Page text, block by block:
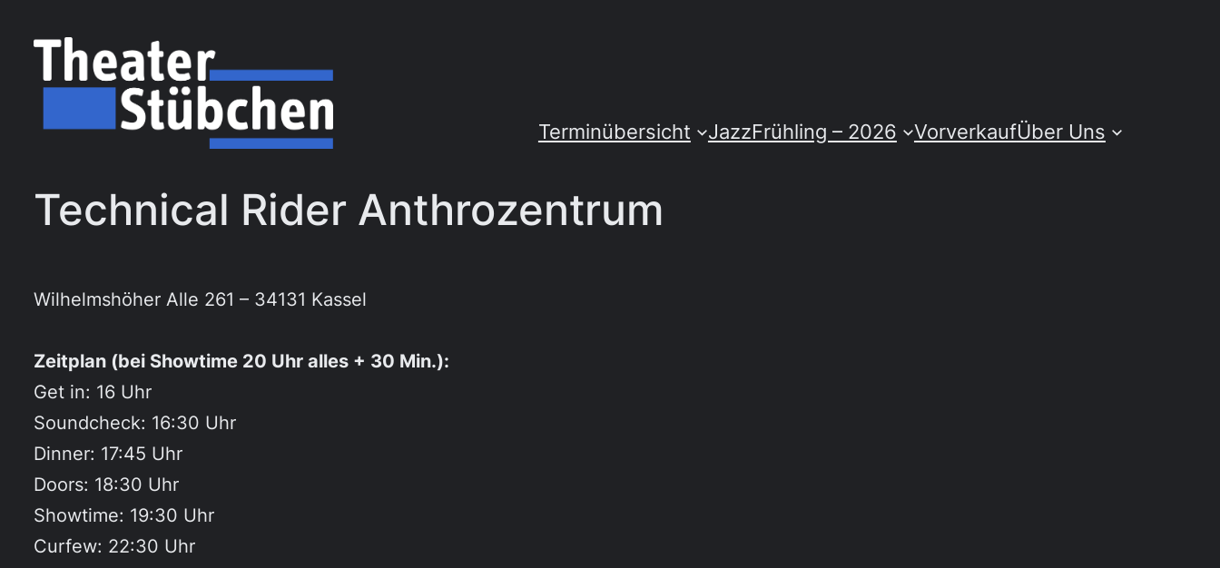
springen
Terminübersicht
JazzFrühling – 2026 VorverkaufÜber Uns
Technical Rider Anthrozentrum
Wilhelmshöher Alle 261 – 34131 Kassel
Zeitplan (bei Showtime 20 Uhr alles + 30 Min.):
Get in: 16 Uhr
Soundcheck: 16:30 Uhr
Dinner: 17:45 Uhr
Doors: 18:30 Uhr
Showtime: 19:30 Uhr
Curfew: 22:30 Uhr